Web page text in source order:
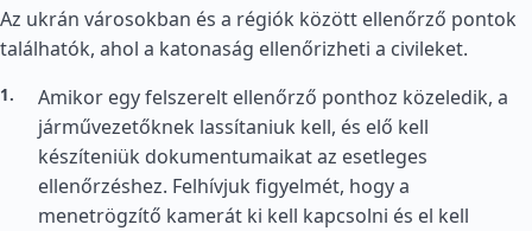
Az ukrán városokban és a régiók között ellenőrző pontok
találhatók, ahol a katonaság ellenőrizheti a civileket.
Amikor egy felszerelt ellenőrző ponthoz közeledik, a
járművezetőknek lassítaniuk kell, és elő kell
készíteniük dokumentumaikat az esetleges
ellenőrzéshez. Felhívjuk figyelmét, hogy a
menetrögzítő kamerát ki kell kapcsolni és el kell